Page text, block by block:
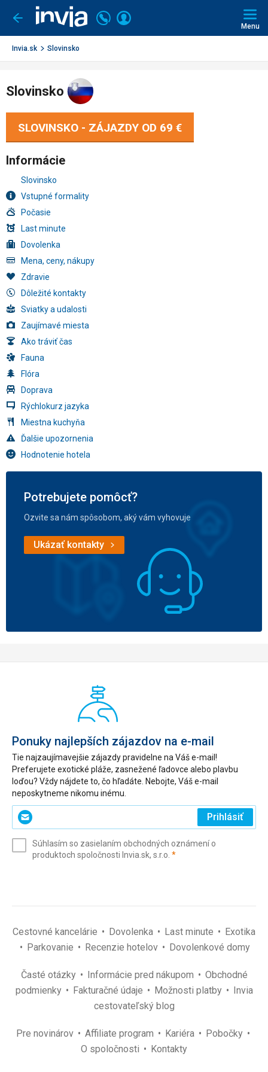
Ísť
späť
Volajte
+421
2
Prihlásiť
Menu
Invia.sk Slovinsko
Slovinsko
SLOVINSKO - ZÁJAZDY OD 69 €
Informácie
Slovinsko
Vstupné formality
Počasie
Last minute
Dovolenka
Mena, ceny, nákupy
Zdravie
Dôležité kontakty
Sviatky a udalosti
Zaujímavé miesta
Ako tráviť čas
Fauna
Flóra
Doprava
Rýchlokurz jazyka
Miestna kuchyňa
Ďalšie upozornenia
Hodnotenie hotela
Potrebujete pomôcť?
Ozvite sa nám spôsobom, aký vám vyhovuje
Ukázať kontakty
Ponuky najlepších zájazdov na e-mail
Tie najzaujímavejšie zájazdy pravidelne na Váš e-mail!
Preferujete exotické pláže, zasnežené ľadovce alebo plavbu
loďou? Vždy nájdete to, čo hľadáte. Nebojte, Váš e-mail
neposkytneme nikomu inému.
Zadajte
svoj
(povinné)
Prihlásiť
Súhlasím so zasielaním obchodných oznámení o
produktoch spoločnosti Invia.sk, s.r.o. *(povinné)
Cestovné kancelárie Dovolenka Last minute
Exotika
Parkovanie
Recenzie hotelov Dovolenkové domy
Časté otázky Informácie pred nákupom
Obchodné
podmienky
Fakturačné údaje Možnosti platby
Invia
cestovateľský blog
Pre novinárov Affiliate program Kariéra
Pobočky
O spoločnosti
Kontakty